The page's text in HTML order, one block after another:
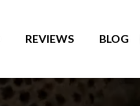
REVIEWS BLOG